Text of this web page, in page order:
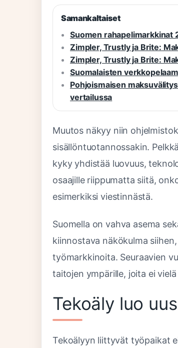
Samankaltaiset
Suomen rahapelimarkkinat
Zimpler, Trustly ja Brite:
Zimpler, Trustly ja Brite:
Suomalaisten
Pohjoismaisen
vertailussa
Muutos näkyy niin
sisällöntuotannossakin.
kyky yhdistää luovuus,
osaajille riippumatta siitä,
esimerkiksi viestinnästä.
Suomella on vahva asema
kiinnostava näkökulma
työmarkkinoita. Seuraavien
taitojen ympärille, joita ei
Tekoäly luo
Tekoälyyn liittyvät työpaikat